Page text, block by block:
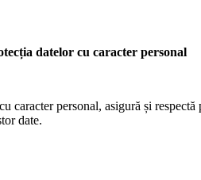
datelor cu caracter personal
caracter personal, asigură și
date.